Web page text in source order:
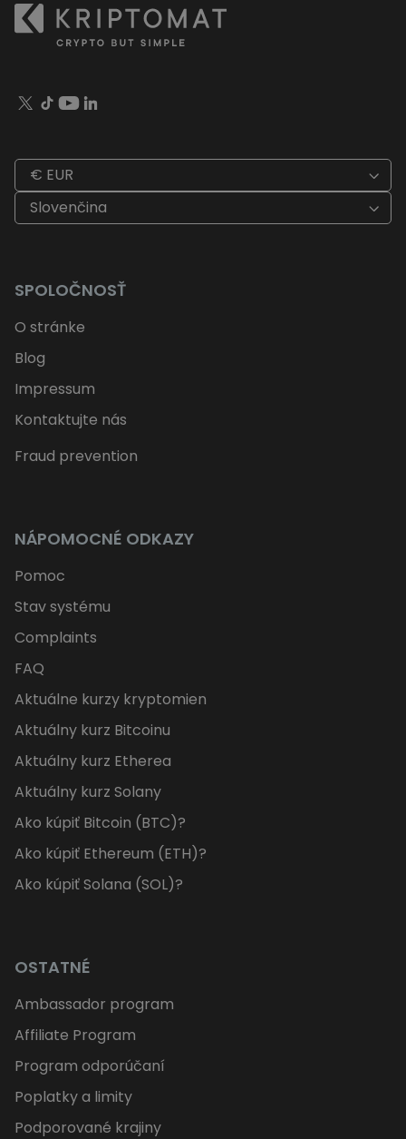
€ EUR
Slovenčina
SPOLOČNOSŤ
O stránke
Blog
Impressum
Kontaktujte nás
Fraud prevention
NÁPOMOCNÉ ODKAZY
Pomoc
Stav systému
Complaints
FAQ
Aktuálne kurzy kryptomien
Aktuálny kurz Bitcoinu
Aktuálny kurz Etherea
Aktuálny kurz Solany
Ako kúpiť Bitcoin (BTC)?
Ako kúpiť Ethereum (ETH)?
Ako kúpiť Solana (SOL)?
OSTATNÉ
Ambassador program
Affiliate Program
Program odporúčaní
Poplatky a limity
Podporované krajiny